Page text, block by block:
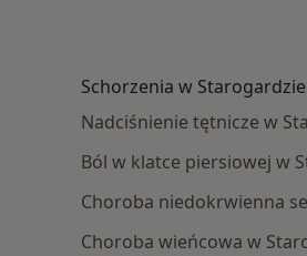
Schorzenia w
Nadciśnienie tętnicze w
Ból w klatce piersiowej w
Choroba niedokrwienna
Choroba wieńcowa w